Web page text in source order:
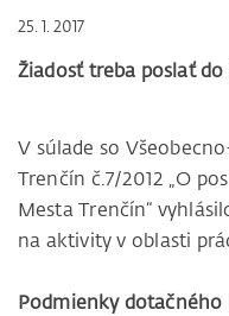
25. 1. 2017
Žiadosť treba poslať do
V súlade so
Trenčín č.7/2012 „O
Mesta Trenčín“
na aktivity v oblasti
Podmienky dotačného